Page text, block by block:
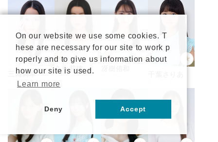
三浦舞華
ミウラマイカ
久永莉穂
On our website we use some cookies. T
hese are necessary for our site to work p
roperly and to give us information about
how our site is used.
Learn more
Deny Accept